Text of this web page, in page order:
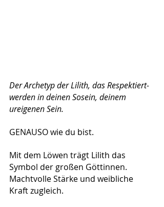
Der Archetyp der Lilith, das Respektiert-
werden in deinen Sosein, deinem
ureigenen Sein.
GENAUSO wie du bist.
Mit dem Löwen trägt Lilith das
Symbol der großen Göttinnen.
Machtvolle Stärke und weibliche
Kraft zugleich.